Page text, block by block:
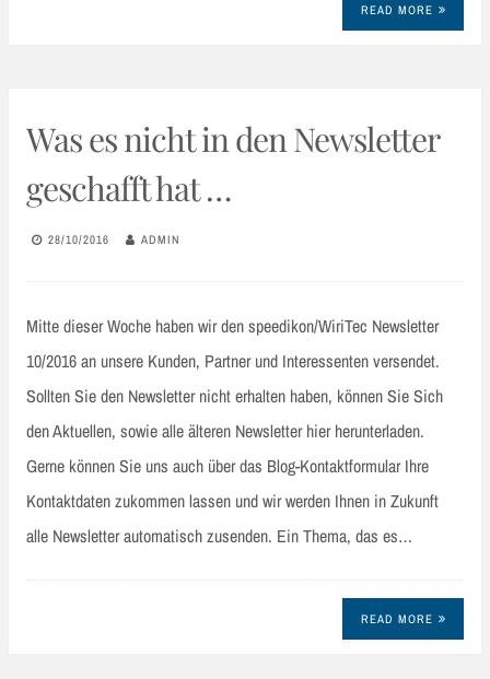
READ MORE
Was es nicht in den Newsletter
geschafft hat …
28/10/2016 ADMIN
Mitte dieser Woche haben wir den speedikon/WiriTec Newsletter
10/2016 an unsere Kunden, Partner und Interessenten versendet.
Sollten Sie den Newsletter nicht erhalten haben, können Sie Sich
den Aktuellen, sowie alle älteren Newsletter hier herunterladen.
Gerne können Sie uns auch über das Blog-Kontaktformular Ihre
Kontaktdaten zukommen lassen und wir werden Ihnen in Zukunft
alle Newsletter automatisch zusenden. Ein Thema, das es…
READ MORE